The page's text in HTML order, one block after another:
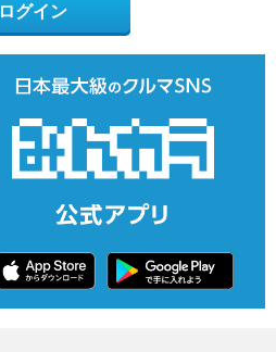
ログイン